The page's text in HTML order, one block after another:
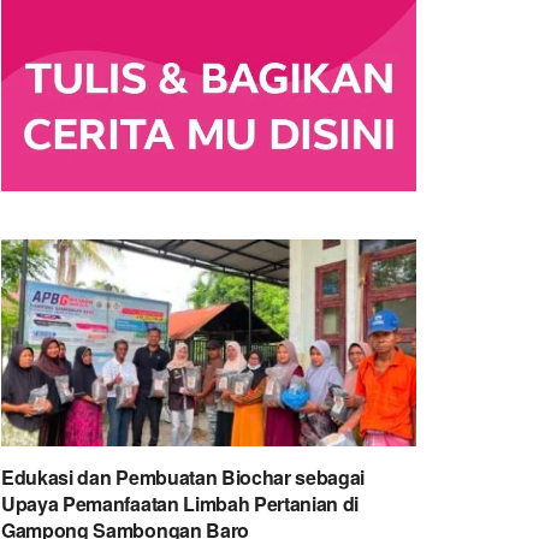
Edukasi dan Pembuatan Biochar sebagai
Upaya Pemanfaatan Limbah Pertanian di
Gampong Sambongan Baro